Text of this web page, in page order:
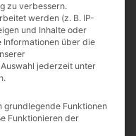
zu verbessern.
werden (z. B. IP-
und Inhalte oder
Informationen über die
jederzeit unter
Gruppen,
grundlegende Funktionen
Funktionieren der